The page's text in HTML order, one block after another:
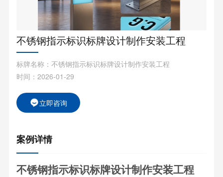
不锈钢指示标识标牌设计制作安装工程
标牌名称：不锈钢指示标识标牌设计制作安装工程
时间：2026-01-29
立即咨询
案例详情
不锈钢指示标识标牌设计制作安装工程